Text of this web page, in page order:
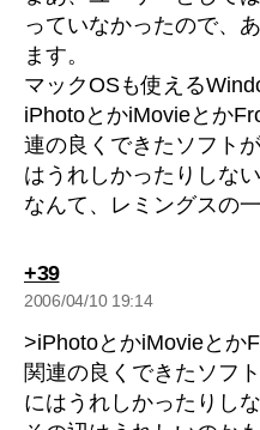
っていなかったので、
ます。
マックOSも使える
iPhotoとかiMovieとか
連の良くできたソフト
はうれしかったりしない
なんて、レミングスの
+39の
発
2006/04/10 19:14
>iPhotoとかiMovieとか
関連の良くできたソフ
にはうれしかったりし